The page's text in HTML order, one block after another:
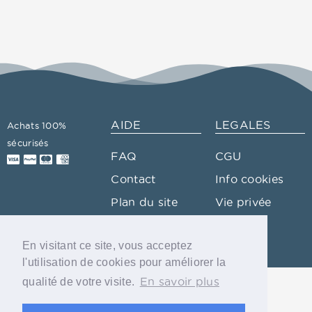
En visitant ce site, vous acceptez
l'utilisation de cookies pour améliorer la
qualité de votre visite. En savoir plus
Achats 100%
sécurisés
AIDE
FAQ
Contact
Plan du site
LEGALES
CGU
Info cookies
Vie privée